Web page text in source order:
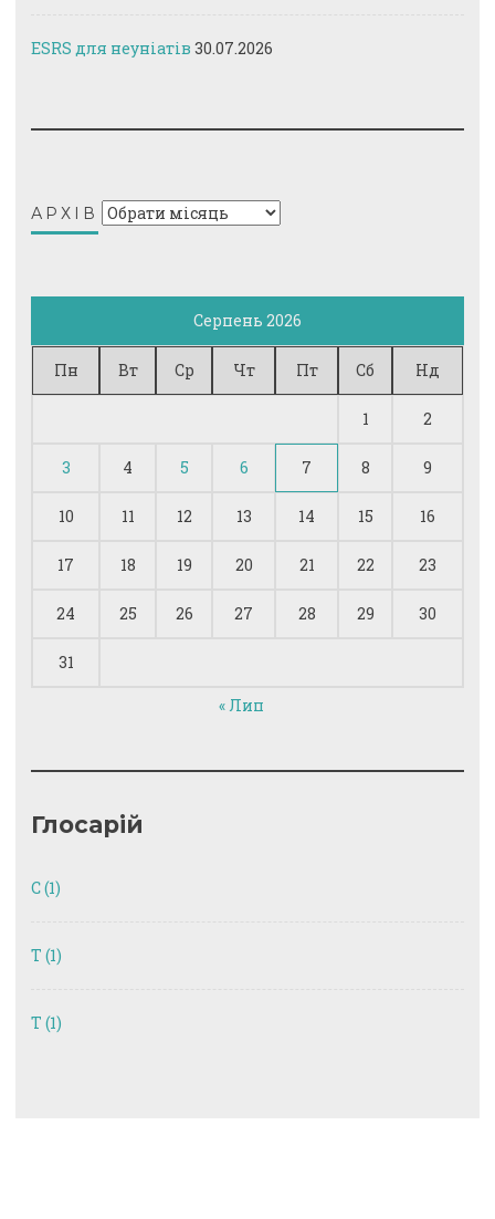
ESRS для неуніатів 30.07.2026
АРХІВ Архів
Серпень 2026
Пн Вт Ср Чт Пт Сб Нд
1 2
3 4 5 6 7 8 9
10 11 12 13 14 15 16
17 18 19 20 21 22 23
24 25 26 27 28 29 30
31
« Лип
Глосарій
C(1)
T (1)
Т (1)